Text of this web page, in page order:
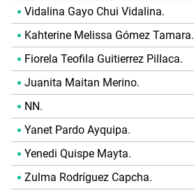
Vidalina Gayo Chui Vidalina.
Kahterine Melissa Gómez Tamara.
Fiorela Teofila Guitierrez Pillaca.
Juanita Maitan Merino.
NN.
Yanet Pardo Ayquipa.
Yenedi Quispe Mayta.
Zulma Rodríguez Capcha.